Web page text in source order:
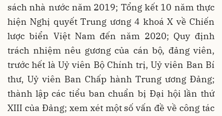
sách nhà nước năm 2019; Tổng kết 10 năm thực
hiện Nghị quyết Trung ương 4 khoá X về Chiến
lược biển Việt Nam đến năm 2020; Quy định
trách nhiệm nêu gương của cán bộ, đảng viên,
trước hết là Uỷ viên Bộ Chính trị, Uỷ viên Ban Bí
thư, Uỷ viên Ban Chấp hành Trung ương Đảng;
thành lập các tiểu ban chuẩn bị Đại hội lần thứ
XIII của Đảng; xem xét một số vấn đề về công tác